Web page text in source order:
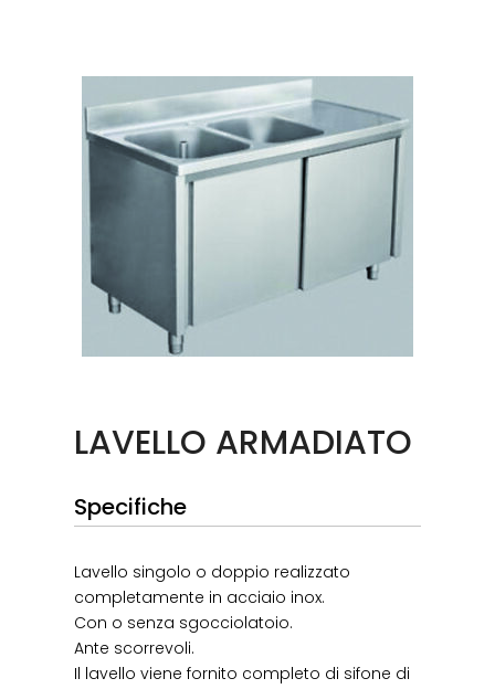
LAVELLO ARMADIATO
Specifiche
Lavello singolo o doppio realizzato
completamente in acciaio inox.
Con o senza sgocciolatoio.
Ante scorrevoli.
Il lavello viene fornito completo di sifone di